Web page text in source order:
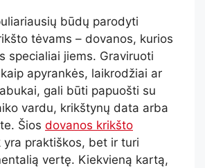
būdų parodyti
tėvams – dovanos, kurios
specialiai jiems. Graviruoti
apyrankės, laikrodžiai ar
gali būti papuošti su
vardu, krikštynų data arba
Šios dovanos krikšto
yra praktiškos, bet ir turi
vertę. Kiekvieną kartą,